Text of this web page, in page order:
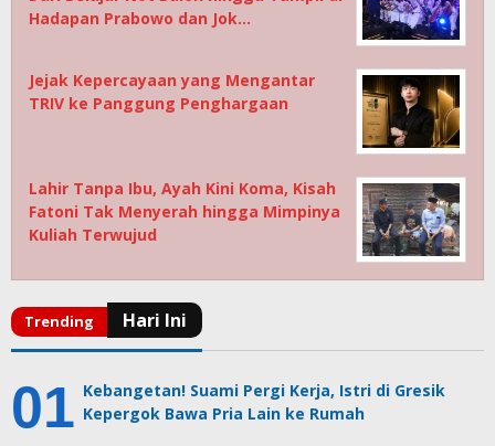
Hadapan Prabowo dan Jok…
Jejak Kepercayaan yang Mengantar
TRIV ke Panggung Penghargaan
Lahir Tanpa Ibu, Ayah Kini Koma, Kisah
Fatoni Tak Menyerah hingga Mimpinya
Kuliah Terwujud
Kebangetan! Suami Pergi Kerja, Istri di Gresik
Kepergok Bawa Pria Lain ke Rumah